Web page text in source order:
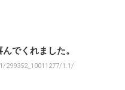
でくれました。
1.1/